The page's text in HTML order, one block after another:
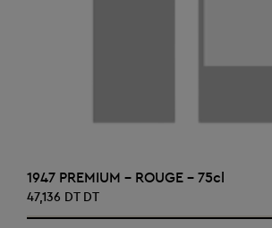
AJOUTER AU PANIER
1947 PREMIUM - ROUGE - 75cl
47,136 DT DT